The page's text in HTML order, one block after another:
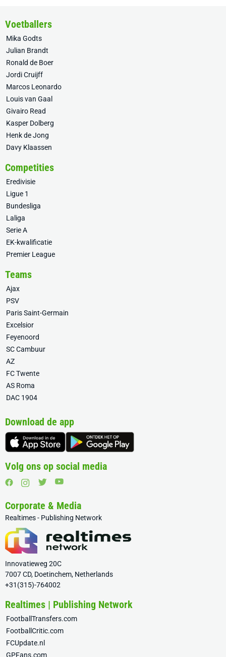
Voetballers
Mika Godts
Julian Brandt
Ronald de Boer
Jordi Cruijff
Marcos Leonardo
Louis van Gaal
Givairo Read
Kasper Dolberg
Henk de Jong
Davy Klaassen
Competities
Eredivisie
Ligue 1
Bundesliga
Laliga
Serie A
EK-kwalificatie
Premier League
Teams
Ajax
PSV
Paris Saint-Germain
Excelsior
Feyenoord
SC Cambuur
AZ
FC Twente
AS Roma
DAC 1904
Download de app
Volg ons op social media
Corporate & Media
Realtimes - Publishing Network
Innovatieweg 20C
7007 CD, Doetinchem, Netherlands
+31(315)-764002
Realtimes | Publishing Network
FootballTransfers.com
FootballCritic.com
FCUpdate.nl
GPFans.com